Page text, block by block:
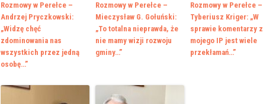
Rozmowy w Perełce –
Andrzej Pryczkowski:
„Widzę chęć
zdominowania nas
wszystkich przez jedną
osobę…”
Rozmowy w Perełce –
Mieczysław G. Gołuński:
„To totalna nieprawda, że
nie mamy wizji rozwoju
gminy…”
Rozmowy w Perełce –
Tyberiusz Kriger: „W
sprawie komentarzy z
mojego IP jest wiele
przekłamań…”